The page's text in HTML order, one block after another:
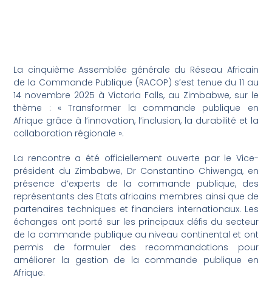
La cinquième Assemblée générale du Réseau Africain
de la Commande Publique (RACOP) s’est tenue du 11 au
14 novembre 2025 à Victoria Falls, au Zimbabwe, sur le
thème : « Transformer la commande publique en
Afrique grâce à l’innovation, l’inclusion, la durabilité et la
collaboration régionale ».
La rencontre a été officiellement ouverte par le Vice-
président du Zimbabwe, Dr Constantino Chiwenga, en
présence d’experts de la commande publique, des
représentants des Etats africains membres ainsi que de
partenaires techniques et financiers internationaux. Les
échanges ont porté sur les principaux défis du secteur
de la commande publique au niveau continental et ont
permis de formuler des recommandations pour
améliorer la gestion de la commande publique en
Afrique.